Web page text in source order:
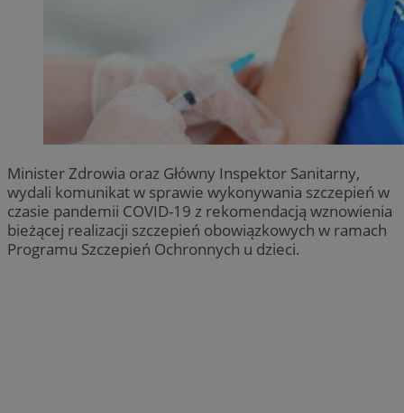
Minister Zdrowia oraz Główny Inspektor Sanitarny,
wydali komunikat w sprawie wykonywania szczepień w
czasie pandemii COVID-19 z rekomendacją wznowienia
bieżącej realizacji szczepień obowiązkowych w ramach
Programu Szczepień Ochronnych u dzieci.